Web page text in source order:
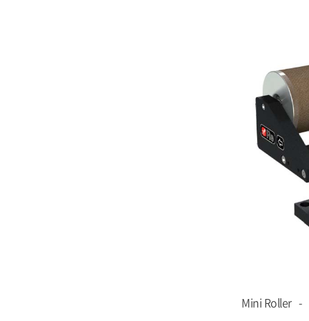
Mini Roller -